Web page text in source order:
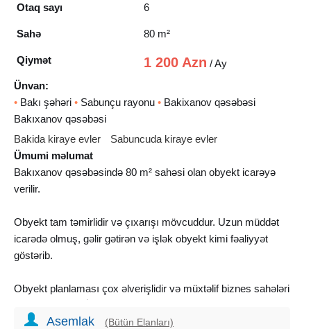
Otaq sayı 6
Sahə 80 m²
Qiymət 1 200 Azn / Ay
Ünvan:
• Bakı şəhəri • Sabunçu rayonu • Bakixanov qəsəbəsi
Bakıxanov qəsəbəsi
Bakida kiraye evler
Sabuncuda kiraye evler
Ümumi məlumat
Bakıxanov qəsəbəsində 80 m² sahəsi olan obyekt icarəyə
verilir.
Obyekt tam təmirlidir və çıxarışı mövcuddur. Uzun müddət
icarədə olmuş, gəlir gətirən və işlək obyekt kimi fəaliyyət
göstərib.
Obyekt planlaması çox əlverişlidir və müxtəlif biznes sahələri
mətbəx, həmçinin arxa blokdan ayrıca giriş qapısı
Asemlak (Bütün Elanları)